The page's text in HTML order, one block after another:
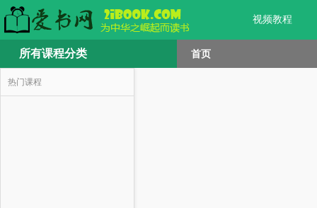
视频教程
所有课程分类 首页
热门课程